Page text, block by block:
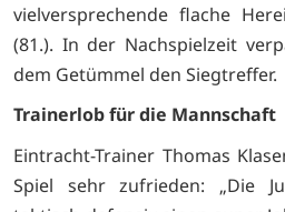
vielversprechende flache
(81.). In der Nachspielzeit
dem Getümmel den Siegtreffer.
Trainerlob für die Mannschaft
Eintracht-Trainer Thomas
Spiel sehr zufrieden: „Die